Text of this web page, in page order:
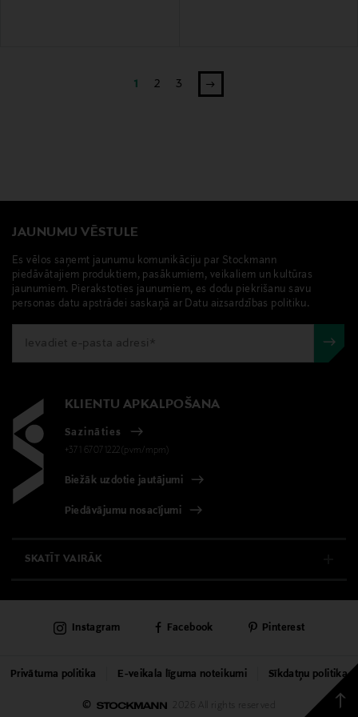
1 2 3
Back
to
JAUNUMU VĒSTULE
Es vēlos saņemt jaunumu komunikāciju par Stockmann
piedāvātajiem produktiem, pasākumiem, veikaliem un kultūras
jaunumiem. Pierakstoties jaunumiem, es dodu piekrišanu savu
personas datu apstrādei saskaņā ar Datu aizsardzības politiku.
KLIENTU APKALPOŠANA
Sazināties
+371 67071222(pvm/mpm)
Biežāk uzdotie jautājumi
Piedāvājumu nosacījumi
SKATĪT VAIRĀK
KLIENTU APKALPOŠANA
UNIVERSĀLVEIKALS
PAKALPOJUMI
© 2026 All rights reserved
Privātuma politika E-veikala līguma noteikumi Sīkdatņu politika
Instagram Facebook Pinterest